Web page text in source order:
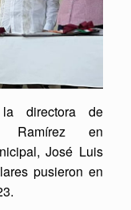
directora de
Ramírez en
José Luis
pusieron en